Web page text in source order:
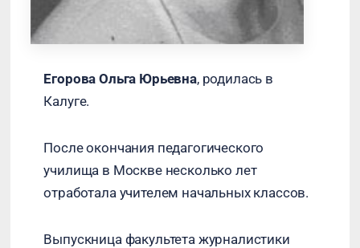
Егорова Ольга Юрьевна, родилась в
Калуге.
После окончания педагогического
училища в Москве несколько лет
отработала учителем начальных классов.
Выпускница факультета журналистики